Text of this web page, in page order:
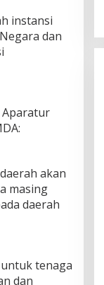
instansi
dan
akan
masing
daerah
tenaga
dan